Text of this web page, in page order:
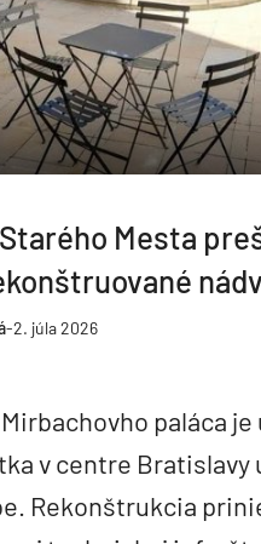
Mesta
-2. júla 2026
paláca
v centre Bratislavy
Rekonštrukcia